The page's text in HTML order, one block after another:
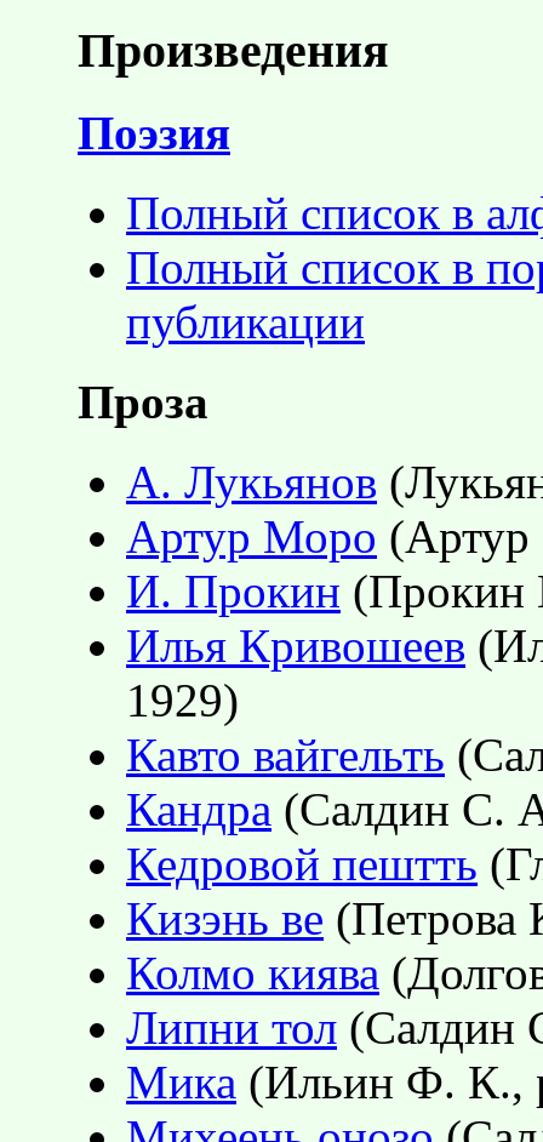
Произведения
Поэзия
Полный список в
Полный список в
публикации
Проза
А. Лукьянов
Артур Моро (Артур
И. Прокин (Прокин
Илья Кривошеев
1929)
Кавто вайгельть
Кандра (Салдин С.
Кедровой пештть
Кизэнь ве (Петрова
Колмо киява
Липни тол (Салдин
Мика (Ильин Ф. К.,